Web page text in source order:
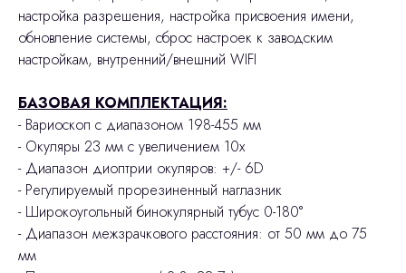
настройка разрешения, настройка присвоения имени,
обновление системы, сброс настроек к заводским
настройкам, внутренний/внешний WIFI
БАЗОВАЯ КОМПЛЕКТАЦИЯ:
- Вариоскоп с диапазоном 198-455 мм
- Окуляры 23 мм с увеличением 10х
- Диапазон диоптрии окуляров: +/- 6D
- Регулируемый прорезиненный наглазник
- Широкоугольный бинокулярный тубус 0-180°
- Диапазон межзрачкового расстояния: от 50 мм до 75
мм